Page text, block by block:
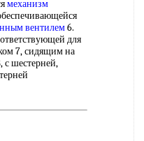
механизм
вентилем6.
для
7, сидящим на
с шестерней,